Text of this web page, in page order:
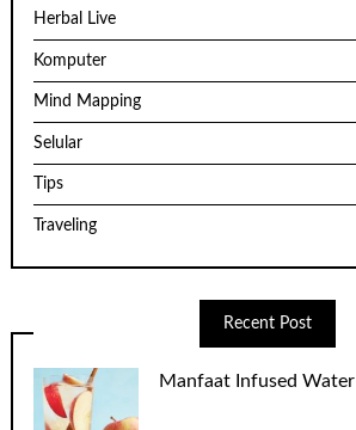
Herbal Live
Komputer
Mind Mapping
Selular
Tips
Traveling
Recent Post
Manfaat Infused Water